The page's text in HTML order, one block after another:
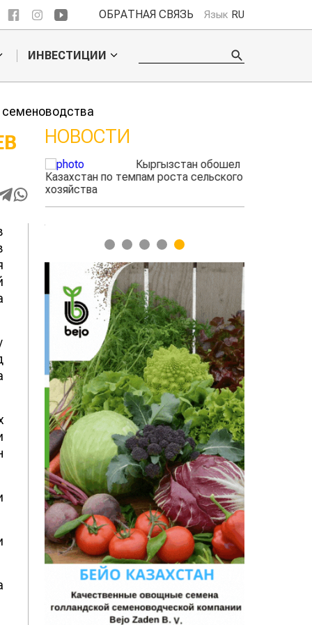
ОБРАТНАЯ СВЯЗЬ Язык RU
ИНВЕСТИЦИИ
семеноводства
НОВОСТИ
Кыргызстан обошел
Казахстан по темпам роста сельского
хозяйства
фермеры
1 2 3 4 5